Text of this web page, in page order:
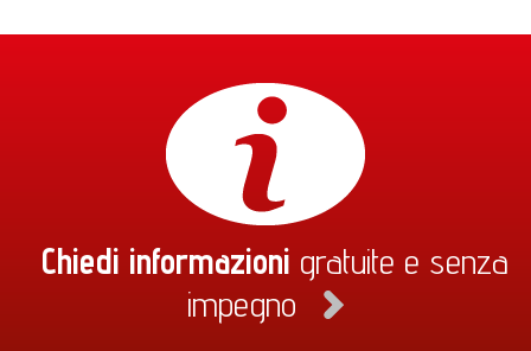
Chiedi informazioni gratuite e senza
impegno